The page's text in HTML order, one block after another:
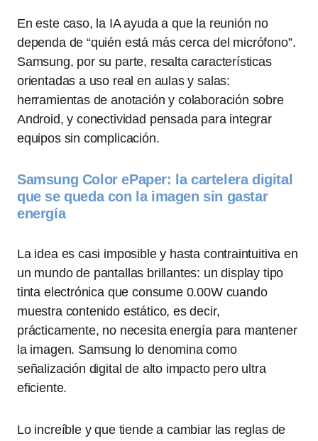
En este caso, la IA ayuda a que la reunión no
dependa de “quién está más cerca del micrófono”.
Samsung, por su parte, resalta características
orientadas a uso real en aulas y salas:
herramientas de anotación y colaboración sobre
Android, y conectividad pensada para integrar
equipos sin complicación.
Samsung Color ePaper: la cartelera digital
que se queda con la imagen sin gastar
energía
La idea es casi imposible y hasta contraintuitiva en
un mundo de pantallas brillantes: un display tipo
tinta electrónica que consume 0.00W cuando
muestra contenido estático, es decir,
prácticamente, no necesita energía para mantener
la imagen. Samsung lo denomina como
señalización digital de alto impacto pero ultra
eficiente.
Lo increíble y que tiende a cambiar las reglas de